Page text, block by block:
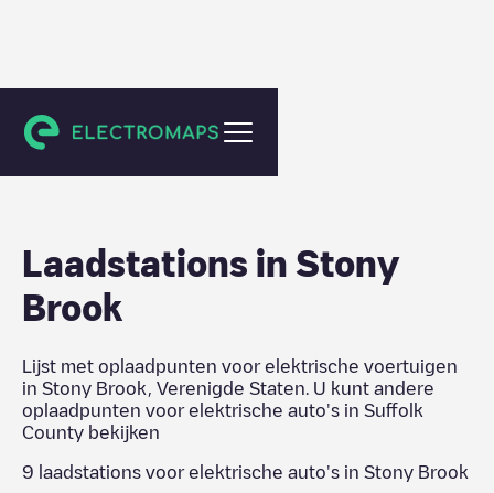
Suffolk County
Laadstations in Stony
Brook
Lijst met oplaadpunten voor elektrische voertuigen
in Stony Brook Verenigde Staten . U kunt andere
oplaadpunten voor elektrische auto's in Suffolk
County bekijken
9 laadstations voor elektrische auto's in Stony Brook